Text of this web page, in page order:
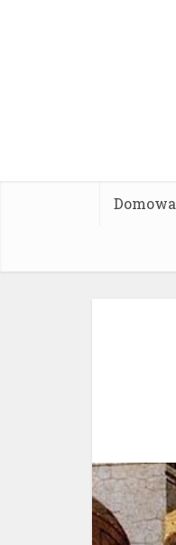
Domowa